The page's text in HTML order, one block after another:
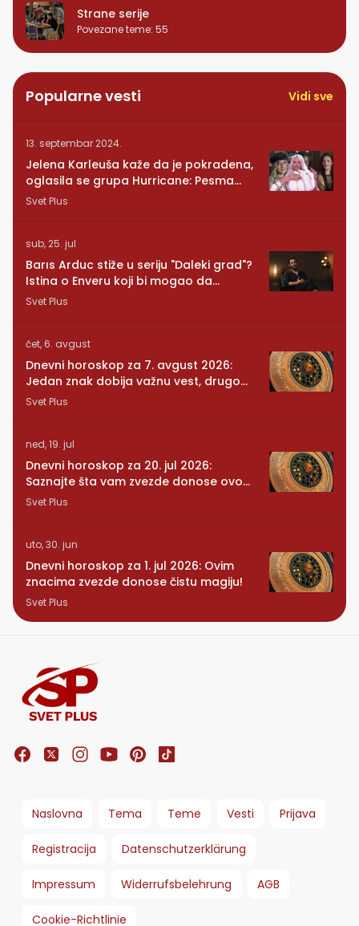
Strane serije
Povezane teme: 55
Popularne vesti Vidi sve
13. septembar 2024.
Jelena Karleuša kaže da je pokradena,
oglasila se grupa Hurricane: Pesma
RUNDE je naša!
Svet Plus
sub, 25. jul
Barıs Arduc stiže u seriju "Daleki grad"?
Istina o Enveru koji bi mogao da
promeni sve
Svet Plus
čet, 6. avgust
Dnevni horoskop za 7. avgust 2026:
Jedan znak dobija važnu vest, drugom
se vraća osoba iz prošlosti
Svet Plus
ned, 19. jul
Dnevni horoskop za 20. jul 2026:
Saznajte šta vam zvezde donose ovog
ponedeljka
Svet Plus
uto, 30. jun
Dnevni horoskop za 1. jul 2026: Ovim
znacima zvezde donose čistu magiju!
Svet Plus
Naslovna Tema Teme Vesti Prijava
Registracija Datenschutzerklärung
Impressum Widerrufsbelehrung AGB
Cookie-Richtlinie